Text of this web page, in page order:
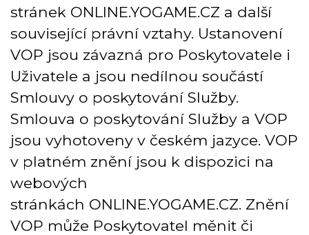
stránek ONLINE.YOGAME.CZ a další
související právní vztahy. Ustanovení
VOP jsou závazná pro Poskytovatele i
Uživatele a jsou nedílnou součástí
Smlouvy o poskytování Služby.
Smlouva o poskytování Služby a VOP
jsou vyhotoveny v českém jazyce. VOP
v platném znění jsou k dispozici na
webových
stránkách ONLINE.YOGAME.CZ. Znění
VOP může Poskytovatel měnit či